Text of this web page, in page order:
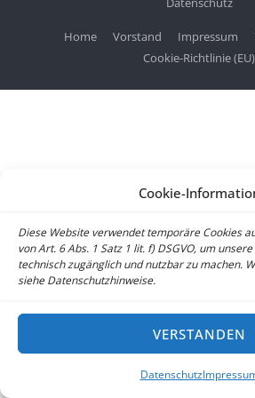
Cookie-
Diese Website verwendet temporäre Cookies
von Art. 6 Abs. 1 Satz 1 lit. f) DSGVO, um
technisch zugänglich und nutzbar zu machen.
siehe Datenschutzhinweise.
VERSTANDEN
Datenschutz
Home Vorstand Impressum
Cookie-Richtlinie (EU)